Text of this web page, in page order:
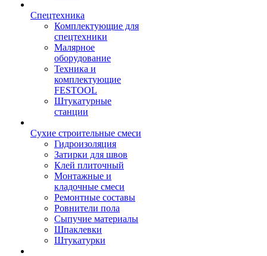
Спецтехника
Комплектующие для
спецтехники
Малярное
оборудование
Техника и
комплектующие
FESTOOL
Штукатурные
станции
Сухие строительные смеси
Гидроизоляция
Затирки для швов
Клей плиточный
Монтажные и
кладочные смеси
Ремонтные составы
Ровнители пола
Сыпучие материалы
Шпаклевки
Штукатурки